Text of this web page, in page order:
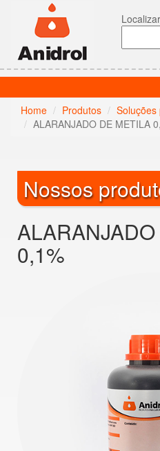
Home Produtos
ALARANJADO DE METILA
Nossos
0,1%